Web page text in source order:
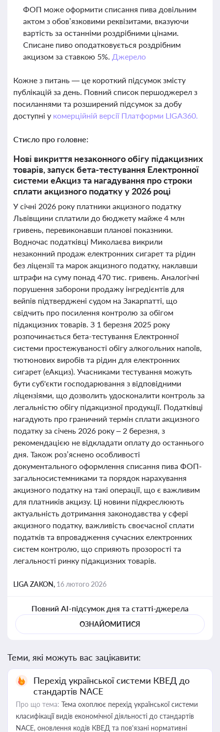
ФОП може оформити списання пива довільним
актом з обов’язковими реквізитами, вказуючи
вартість за останніми роздрібними цінами.
Списане пиво оподатковується роздрібним
акцизом за ставкою 5%. Джерело
Кожне з питань — це короткий підсумок змісту
публікацій за день. Повний список першоджерел з
посиланнями та розширений підсумок за добу
доступні у комерційній версії Платформи LIGA360.
Стисло про головне:
Нові викриття незаконного обігу підакцизних
товарів, запуск бета-тестування Електронної
системи еАкциз та нагадування про строки
сплати акцизного податку у 2026 році
У січні 2026 року платники акцизного податку
Львівщини сплатили до бюджету майже 4 млн
гривень, перевиконавши планові показники.
Водночас податківці Миколаєва викрили
незаконний продаж електронних сигарет та рідин
без ліцензії та марок акцизного податку, наклавши
штрафи на суму понад 470 тис. гривень. Аналогічні
порушення заборони продажу інгредієнтів для
вейпів підтверджені судом на Закарпатті, що
свідчить про посилення контролю за обігом
підакцизних товарів. З 1 березня 2025 року
розпочинається бета-тестування Електронної
системи простежуваності обігу алкогольних напоїв,
тютюнових виробів та рідин для електронних
сигарет (еАкциз). Учасниками тестування можуть
бути суб'єкти господарювання з відповідними
ліцензіями, що дозволить удосконалити контроль за
легальністю обігу підакцизної продукції. Податківці
нагадують про граничний термін сплати акцизного
податку за січень 2026 року – 2 березня, з
рекомендацією не відкладати оплату до останнього
дня. Також роз’яснено особливості
документального оформлення списання пива ФОП-
загальносистемниками та порядок нарахування
акцизного податку на такі операції, що є важливим
для платників акцизу. Ці новини підкреслюють
актуальність дотримання законодавства у сфері
акцизного податку, важливість своєчасної сплати
податків та впровадження сучасних електронних
систем контролю, що сприяють прозорості та
легальності ринку підакцизних товарів.
LIGA ZAKON, 16 лютого 2026
Повний AI-підсумок дня та статті-джерела
ОЗНАЙОМИТИСЯ
Теми, які можуть вас зацікавити:
Перехід української системи КВЕД до
стандартів NACE
Про що тема: Тема охоплює перехід української системи
класифікації видів економічної діяльності до стандартів
NACE, оновлення кодів КВЕД та пов'язані нормативні